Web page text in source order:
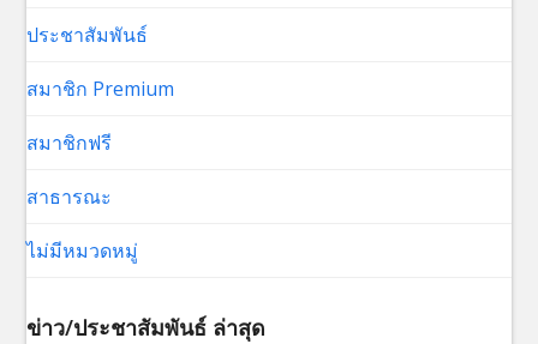
ประชาสัมพันธ์
สมาชิก Premium
สมาชิกฟรี
สาธารณะ
ไม่มีหมวดหมู่
ข่าว/ประชาสัมพันธ์ ล่าสุด